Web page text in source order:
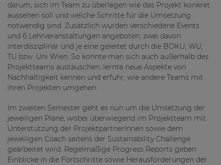
darum, sich im Team zu überlegen wie das Projekt konkret
aussehen soll und welche Schritte für die Umsetzung
notwendig sind. Zusätzlich wurden verschiedene Events
und 6 Lehrveranstaltungen angeboten, zwei davon
interdisziplinär und je eine geleitet durch die BOKU, WU,
TU bzw. Uni Wien. So konnte man sich auch außerhalb des
Projektteams austauschen, lernte neue Aspekte von
Nachhaltigkeit kennen und erfuhr, wie andere Teams mit
ihren Projekten umgehen.
Im zweiten Semester geht es nun um die Umsetzung der
jeweiligen Pläne, wobei überwiegend im Projektteam mit
Unterstützung der ProjektpartnerInnen sowie dem
jeweiligen Coach seitens der Sustainability Challenge
gearbeitet wird. Regelmäßige Progress Reports geben
Einblicke in die Fortschritte sowie Herausforderungen der